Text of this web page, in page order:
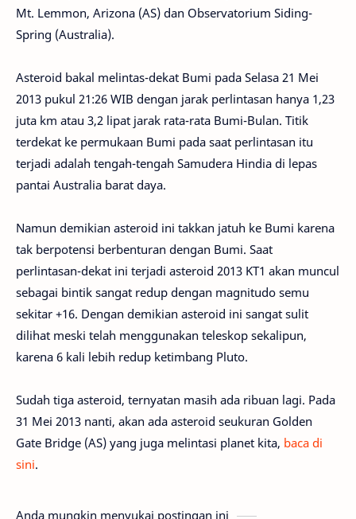
Mt. Lemmon, Arizona (AS) dan Observatorium Siding-
Spring (Australia).
Asteroid bakal melintas-dekat Bumi pada Selasa 21 Mei
2013 pukul 21:26 WIB dengan jarak perlintasan hanya 1,23
juta km atau 3,2 lipat jarak rata-rata Bumi-Bulan. Titik
terdekat ke permukaan Bumi pada saat perlintasan itu
terjadi adalah tengah-tengah Samudera Hindia di lepas
pantai Australia barat daya.
Namun demikian asteroid ini takkan jatuh ke Bumi karena
tak berpotensi berbenturan dengan Bumi. Saat
perlintasan-dekat ini terjadi asteroid 2013 KT1 akan muncul
sebagai bintik sangat redup dengan magnitudo semu
sekitar +16. Dengan demikian asteroid ini sangat sulit
dilihat meski telah menggunakan teleskop sekalipun,
karena 6 kali lebih redup ketimbang Pluto.
Sudah tiga asteroid, ternyatan masih ada ribuan lagi. Pada
31 Mei 2013 nanti, akan ada asteroid seukuran Golden
Gate Bridge (AS) yang juga melintasi planet kita, baca di
sini.
Anda mungkin menyukai postingan ini